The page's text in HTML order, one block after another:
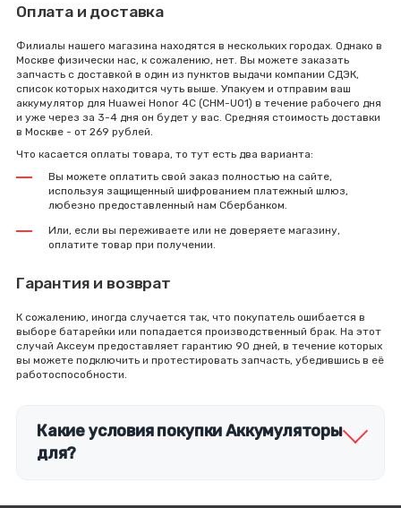
Оплата и доставка
Филиалы нашего магазина находятся в нескольких городах. Однако в
Москве физически нас, к сожалению, нет. Вы можете заказать
запчасть с доставкой в один из пунктов выдачи компании СДЭК,
список которых находится чуть выше. Упакуем и отправим ваш
аккумулятор для Huawei Honor 4C (CHM-U01) в течение рабочего дня
и уже через за 3-4 дня он будет у вас. Средняя стоимость доставки
в Москве - от 269 рублей.
Что касается оплаты товара, то тут есть два варианта:
Вы можете оплатить свой заказ полностью на сайте,
используя защищенный шифрованием платежный шлюз,
любезно предоставленный нам Сбербанком.
Или, если вы переживаете или не доверяете магазину,
оплатите товар при получении.
Гарантия и возврат
К сожалению, иногда случается так, что покупатель ошибается в
выборе батарейки или попадается производственный брак. На этот
случай Аксеум предоставляет гарантию 90 дней, в течение которых
вы можете подключить и протестировать запчасть, убедившись в её
работоспособности.
Какие условия покупки Аккумуляторы
для?